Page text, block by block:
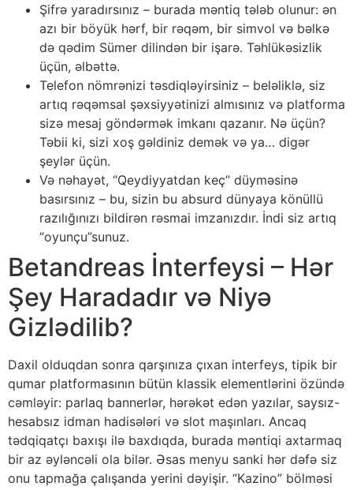
Şifrə yaradırsınız – burada məntiq tələb olunur: ən
azı bir böyük hərf, bir rəqəm, bir simvol və bəlkə
də qədim Sümer dilindən bir işarə. Təhlükəsizlik
üçün, əlbəttə.
Telefon nömrənizi təsdiqləyirsiniz – beləliklə, siz
artıq rəqəmsal şəxsiyyətinizi almısınız və platforma
sizə mesaj göndərmək imkanı qazanır. Nə üçün?
Təbii ki, sizi xoş gəldiniz demək və ya… digər
şeylər üçün.
Və nəhayət, “Qeydiyyatdan keç” düyməsinə
basırsınız – bu, sizin bu absurd dünyaya könüllü
razılığınızı bildirən rəsmai imzanızdır. İndi siz artıq
“oyunçu”sunuz.
Betandreas İnterfeysi – Hər
Şey Haradadır və Niyə
Gizlədilib?
Daxil olduqdan sonra qarşınıza çıxan interfeys, tipik bir
qumar platformasının bütün klassik elementlərini özündə
cəmləyir: parlaq bannerlər, hərəkət edən yazılar, saysız-
hesabsız idman hadisələri və slot maşınları. Ancaq
tədqiqatçı baxışı ilə baxdıqda, burada məntiqi axtarmaq
bir az əyləncəli ola bilər. Əsas menyu sanki hər dəfə siz
onu tapmağa çalışanda yerini dəyişir. “Kazino” bölməsi